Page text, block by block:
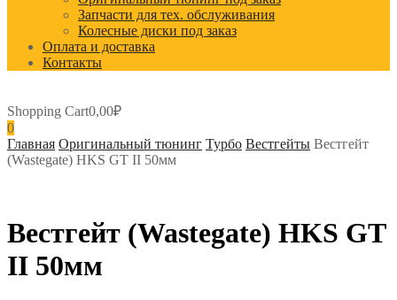
Запчасти для тех. обслуживания
Колесные диски под заказ
Оплата и доставка
Контакты
Shopping Cart0,00₽
0
Главная Оригинальный тюнинг Турбо Вестгейты Вестгейт
(Wastegate) HKS GT II 50мм
Вестгейт (Wastegate) HKS GT
II 50мм